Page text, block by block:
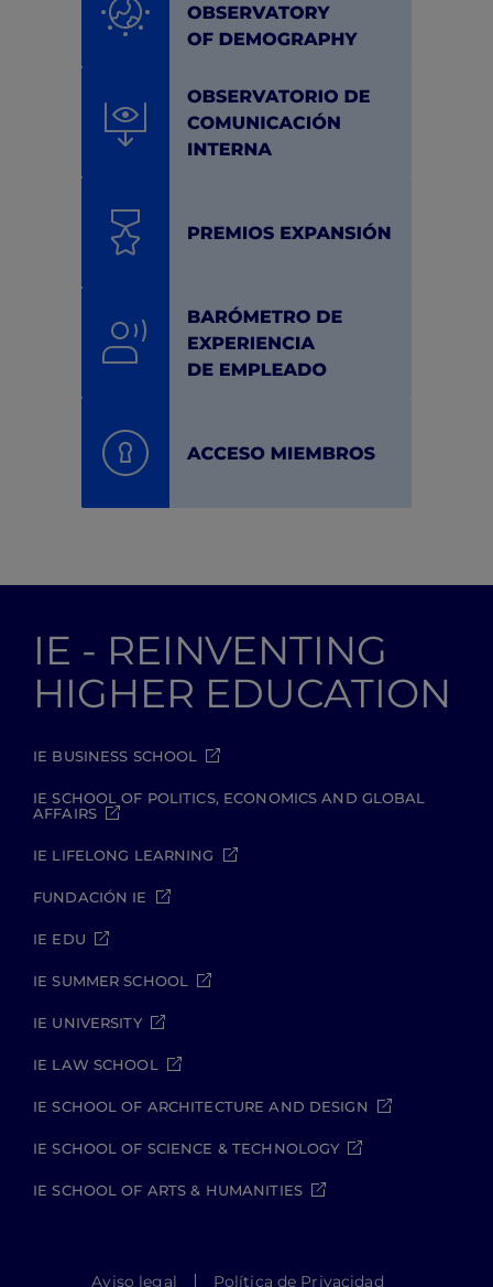
IE - REINVENTING
HIGHER EDUCATION
IE BUSINESS SCHOOL
IE SCHOOL OF POLITICS, ECONOMICS AND GLOBAL
AFFAIRS
IE LIFELONG LEARNING
FUNDACIÓN IE
IE EDU
IE SUMMER SCHOOL
IE UNIVERSITY
IE LAW SCHOOL
IE SCHOOL OF ARCHITECTURE AND DESIGN
IE SCHOOL OF SCIENCE & TECHNOLOGY
IE SCHOOL OF ARTS & HUMANITIES
Aviso legal Política de Privacidad